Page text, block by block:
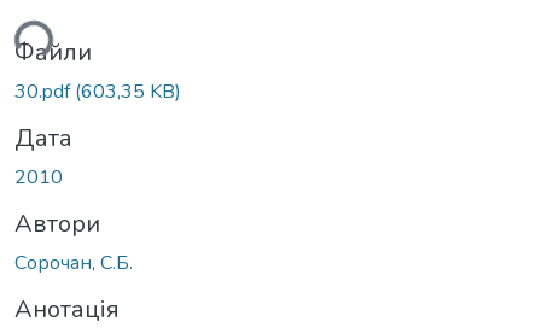
Файли
30.pdf(603,35 KB)
Дата
2010
Автори
Сорочан, С.Б.
Анотація